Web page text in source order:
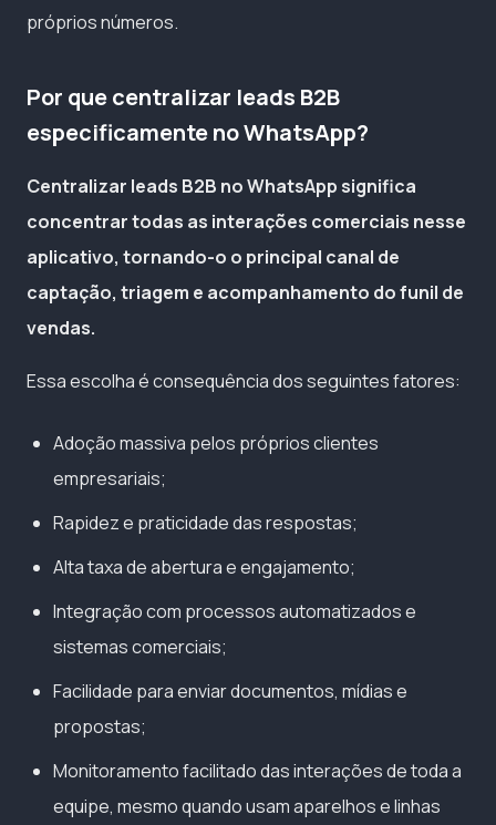
próprios números.
Por que centralizar leads B2B
especificamente no WhatsApp?
Centralizar leads B2B no WhatsApp significa
concentrar todas as interações comerciais nesse
aplicativo, tornando-o o principal canal de
captação, triagem e acompanhamento do funil de
vendas.
Essa escolha é consequência dos seguintes fatores:
Adoção massiva pelos próprios clientes
empresariais;
Rapidez e praticidade das respostas;
Alta taxa de abertura e engajamento;
Integração com processos automatizados e
sistemas comerciais;
Facilidade para enviar documentos, mídias e
propostas;
Monitoramento facilitado das interações de toda a
equipe, mesmo quando usam aparelhos e linhas